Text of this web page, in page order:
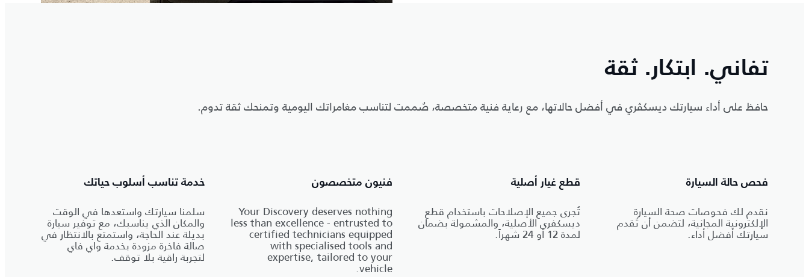
تفاني. ابتكار. ثقة
حافظ على أداء سيارتك ديسكڤري في أفضل حالاتها، مع رعاية فنية متخصصة، صُممت لتناسب مغامراتك اليومية وتمنحك ثقة تدوم.
فحص حالة السيارة
نقدم لك فحوصات صحة السيارة
الإلكترونية المجانية، لتضمن أن تُقدم
سيارتك أفضل أداء.
قطع غيار أصلية
تُجرى جميع الإصلاحات باستخدام قطع
ديسكفري الأصلية، والمشمولة بضمان
لمدة 12 أو 24 شهراً.
فنيون متخصصون
Your Discovery deserves nothing
less than excellence - entrusted to
certified technicians equipped
with specialised tools and
expertise, tailored to your
vehicle.
خدمة تناسب أسلوب حياتك
سلمنا سيارتك واستعدها في الوقت
والمكان الذي يناسبك، مع توفير سيارة
بديلة عند الحاجة، واستمتع بالانتظار في
صالة فاخرة مزودة بخدمة واي فاي
لتجربة راقية بلا توقف.